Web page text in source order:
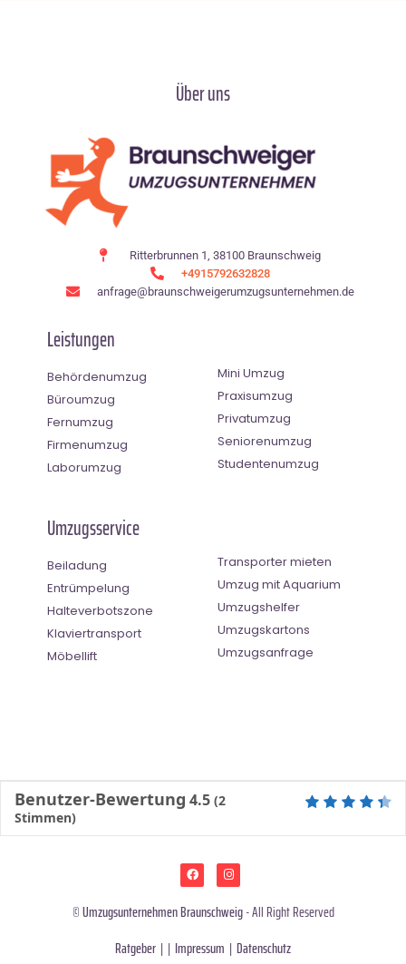
Über uns
Ritterbrunnen 1, 38100 Braunschweig
+4915792632828
anfrage@braunschweigerumzugsunternehmen.de
Leistungen
Behördenumzug
Büroumzug
Fernumzug
Firmenumzug
Laborumzug
Mini Umzug
Praxisumzug
Privatumzug
Seniorenumzug
Studentenumzug
Umzugsservice
Beiladung
Entrümpelung
Halteverbotszone
Klaviertransport
Möbellift
Transporter mieten
Umzug mit Aquarium
Umzugshelfer
Umzugskartons
Umzugsanfrage
Benutzer-Bewertung 4.5 (2
Stimmen)
©Umzugsunternehmen Braunschweig- All Right Reserved
Ratgeber | | Impressum | Datenschutz